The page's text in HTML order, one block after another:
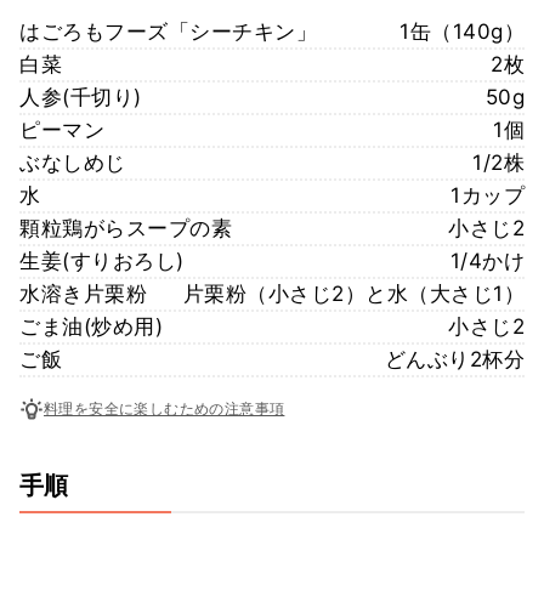
はごろもフーズ「シーチキン」
1缶（140g）
白菜
2枚
人参(千切り)
50g
ピーマン
1個
ぶなしめじ
1/2株
水
1カップ
顆粒鶏がらスープの素
小さじ2
生姜(すりおろし)
1/4かけ
水溶き片栗粉
片栗粉（小さじ2）と水（大さじ1）
ごま油(炒め用)
小さじ2
ご飯
どんぶり2杯分
料理を安全に楽しむための注意事項
手順